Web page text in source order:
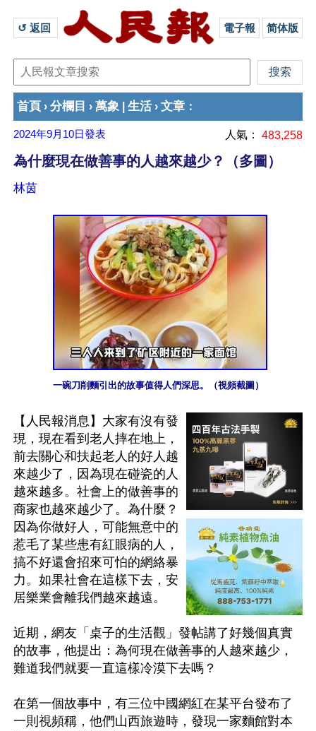
↺ 返回 電子報 简体版
首頁 › 分欄目 › 萬象 生活 › 文章 ：
2024年9月10日發表 人氣： 483,258
為什麼現在做善事的人越來越少？（多圖）
林茵
一碗刀削麵引出的故事值得人們深思。（視頻截圖）
【人民報消息】大家有沒有發
現，現在看到老人摔在地上，
前去關心和扶起老人的好人越
來越少了，因為現在碰瓷的人
越來越多。社會上的做善事的
商家也越來越少了。為什麼？
因為你做好人，可能無意中的
惹毛了某些患有紅眼病的人，
搞不好還會招來可怕的網絡暴
力。如果社會在這樣下去，安
居樂業會離我們越來越遠。
近期，網友「桌子的生活觀」發帖講了好幾個真實
的故事，他提出：為何現在做善事的人越來越少，
難道我們就要一直這樣冷漠下去嗎？
在第一個故事中，有三位中國網紅在某平台發布了
一則視頻稱，他們山西旅遊時，發現一家麵館對本